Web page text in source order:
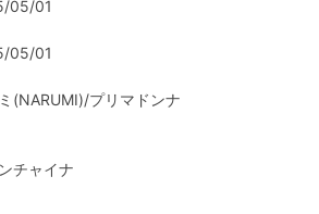
05/01
05/01
(NARUMI)/プリマドンナ
チャイナ